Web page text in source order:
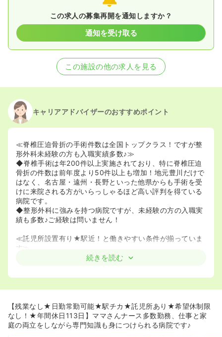
この求人の募集再開を通知しますか？
通知を受け取る
この施設の他の求人を見る
キャリアアドバイザーのおすすめポイント
≪脊椎圧迫骨折の手術件数は全国トップクラス！ですが整
形外科未経験の方も入職実績多数♪≫
◆脊椎手術は年200件以上実施されており、特に脊椎圧迫
骨折の件数は前年度より50件以上も増加！地元豊川だけで
はなく、名古屋・遠州・長野といった他県からも手術を受
けに来院される方がいらっしゃるほど高い評判を得ている
病院です。
◆整形外科に強みを持つ病院ですが、未経験の方の入職実
績も多数♪ご経験は問いません！
≪託児所設置有り★駅近！と働きやすい条件が揃っていま
す≫
◆2階病棟直通、病棟から歩いて10秒のところに託児所を
お子様の様子が心配…、そんなときにもこれだけ距離が近
能です！保育園や学童がお休みの日にはぜひご利用くださ
い。
◆平日は1歳～3歳まで、土日祝日は小学校3年生のお子様
続きを読む
【残業なし★日勤常勤可能★駅チカ★託児所あり★希望休制限
なし！★年間休日113日】ママさんナース多数勤務、仕事と家
庭の両立をしながら専門知識も身につけられる病院です♪